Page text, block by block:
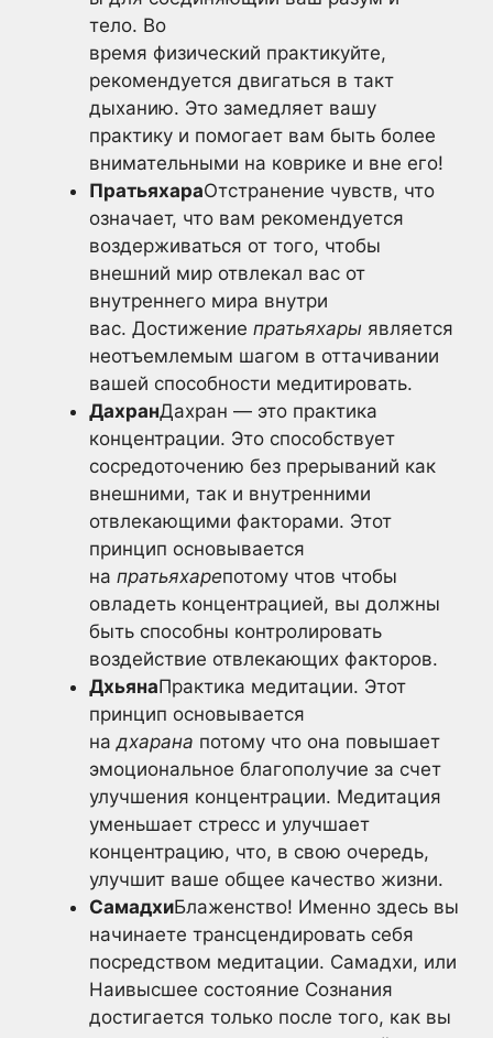
тело. Во
время физический практикуйте,
рекомендуется двигаться в такт
дыханию. Это замедляет вашу
практику и помогает вам быть более
внимательными на коврике и вне его!
ПратьяхараОтстранение чувств, что
означает, что вам рекомендуется
воздерживаться от того, чтобы
внешний мир отвлекал вас от
внутреннего мира внутри
вас. Достижение пратьяхары является
неотъемлемым шагом в оттачивании
вашей способности медитировать.
ДахранДахран — это практика
концентрации. Это способствует
сосредоточению без прерываний как
внешними, так и внутренними
отвлекающими факторами. Этот
принцип основывается
на пратьяхарепотому чтов чтобы
овладеть концентрацией, вы должны
быть способны контролировать
воздействие отвлекающих факторов.
ДхьянаПрактика медитации. Этот
принцип основывается
на дхарана потому что она повышает
эмоциональное благополучие за счет
улучшения концентрации. Медитация
уменьшает стресс и улучшает
концентрацию, что, в свою очередь,
улучшит ваше общее качество жизни.
СамадхиБлаженство! Именно здесь вы
начинаете трансцендировать себя
посредством медитации. Самадхи, или
Наивысшее состояние Сознания
достигается только после того, как вы